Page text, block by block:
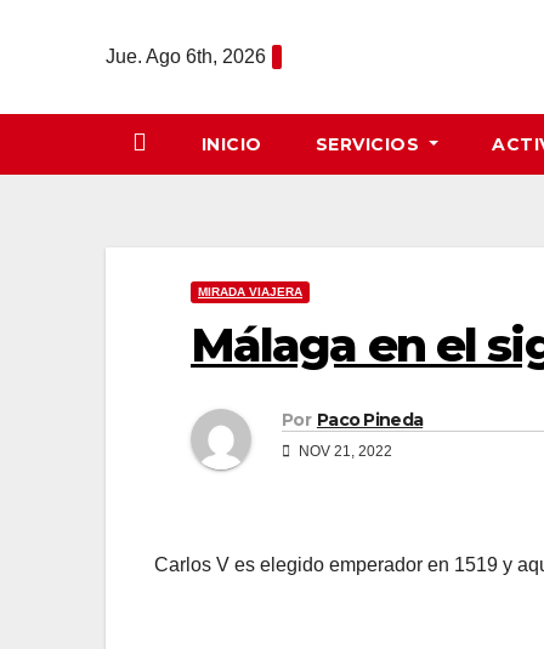
Jue. Ago 6th, 2026
INICIO SERVICIOS
MIRADA VIAJERA
Málaga en el
Por Paco Pineda
NOV 21, 2022
Carlos V es elegido emperador en 1519 y